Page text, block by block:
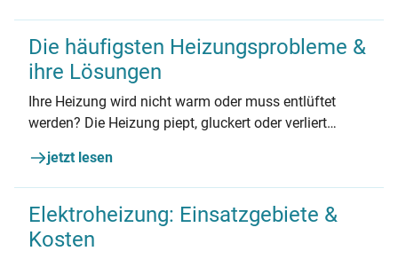
Die häufigsten Heizungsprobleme &
ihre Lösungen
Ihre Heizung wird nicht warm oder muss entlüftet
werden? Die Heizung piept, gluckert oder verliert
Heizungsprobleme selber lösen.
jetzt lesen
Elektroheizung: Einsatzgebiete &
Kosten